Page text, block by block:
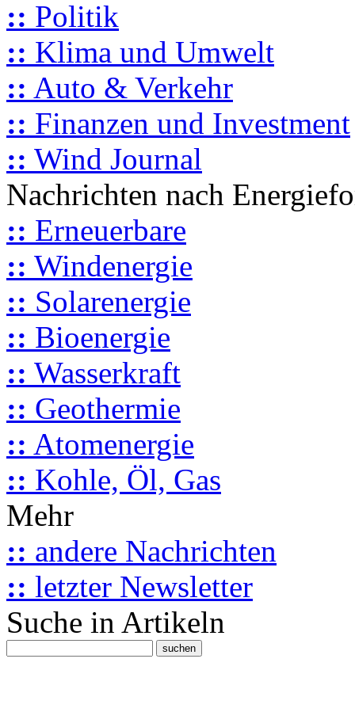
:: Politik
:: Klima und Umwelt
:: Auto & Verkehr
:: Finanzen und Investment
:: Wind Journal
Nachrichten nach
:: Erneuerbare
:: Windenergie
:: Solarenergie
:: Bioenergie
:: Wasserkraft
:: Geothermie
:: Atomenergie
:: Kohle, Öl, Gas
Mehr
:: andere Nachrichten
:: letzter Newsletter
Suche in Artikeln